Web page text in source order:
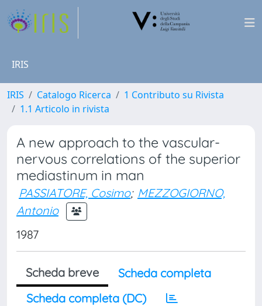
IRIS
IRIS Catalogo Ricerca
1 Contributo su Rivista
1.1 Articolo in rivista
A new approach to the vascular-
nervous correlations of the superior
mediastinum in man
PASSIATORE, Cosimo; MEZZOGIORNO,
Antonio
1987
Scheda breve
Scheda completa
Scheda completa (DC)